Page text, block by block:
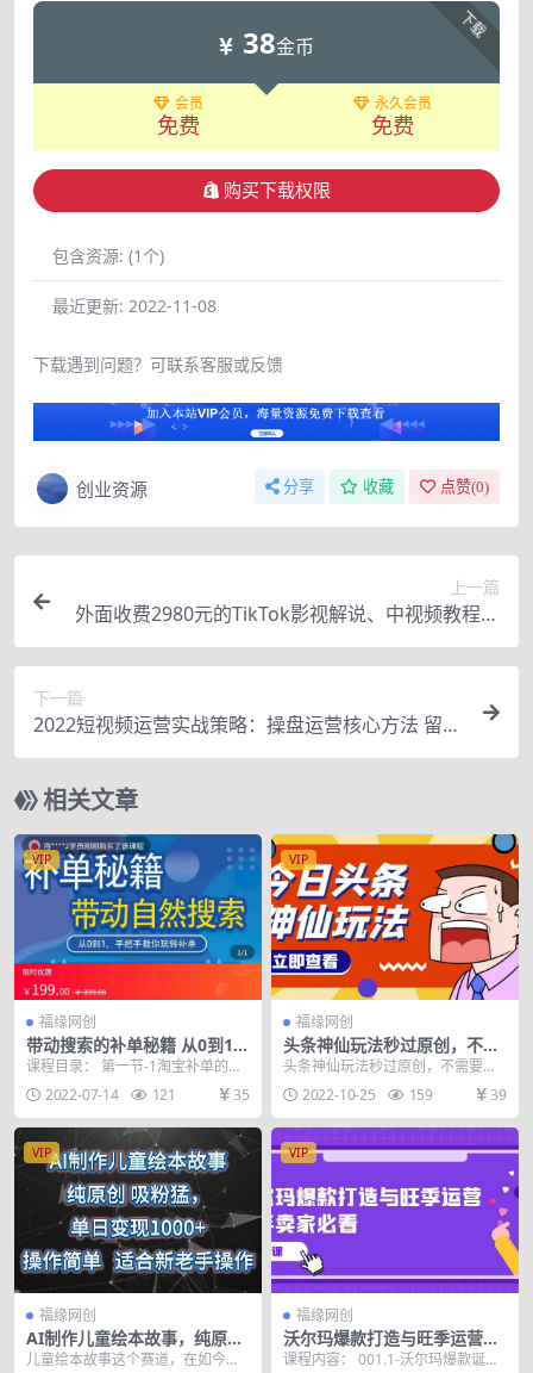
下载
38金币
会员
免费
永久会员
免费
购买下载权限
包含资源: (1个)
最近更新: 2022-11-08
下载遇到问题？可联系客服或反馈
创业资源 分享 收藏 点赞(0)
上一篇
外面收费2980元的TikTok影视解说、中视频教程，
比国内的中视频计划收益高
下一篇
2022短视频运营实战策略：操盘运营核心方法 留人
技巧促单话术 提高流量等
相关文章
VIP
福缘网创
带动搜索的补单秘籍 从0到1，
教你玩转补单，带动自然流量
课程目录： 第一节-1淘宝补单的稽
查维度.mp4 第一节-2淘宝补单的稽
查维度....
2022-07-14 121 35
VIP
福缘网创
头条神仙玩法秒过原创，不需
要剪辑文案配音，全程手机无
脑操作，单号一天几十
头条神仙玩法秒过原创，不需要过
中视频，不需要剪辑文案配音！全
程手机无脑操作，当天...
2022-10-25 159 39
VIP
福缘网创
AI制作儿童绘本故事，纯原
创，吸粉猛，单日变现1000
儿童绘本故事这个赛道，在如今的
VIP
福缘网创
沃尔玛爆款打造与旺季运营，
新手卖家必看（11节视频课）
课程内容： 001.1-沃尔玛爆款诞生